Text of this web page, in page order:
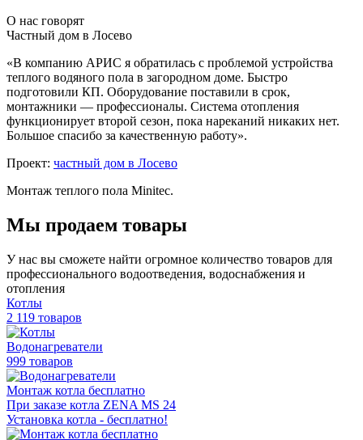
О нас говорят
Частный дом в Лосево
«В компанию АРИС я обратилась с проблемой устройства
теплого водяного пола в загородном доме. Быстро
подготовили КП. Оборудование поставили в срок,
монтажники — профессионалы. Система отопления
функционирует второй сезон, пока нареканий никаких нет.
Большое спасибо за качественную работу».
Проект: частный дом в Лосево
Монтаж теплого пола Minitec.
Мы продаем товары
У нас вы сможете найти огромное количество товаров для
профессионального водоотведения, водоснабжения и
отопления
Котлы
2 119 товаров
Водонагреватели
999 товаров
Монтаж котла бесплатно
При заказе котла ZENA MS 24
Установка котла - бесплатно!